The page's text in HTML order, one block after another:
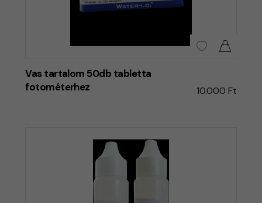
Vas tartalom 50db tabletta
fotométerhez
10.000 Ft